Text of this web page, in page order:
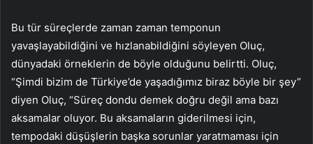
Bu tür süreçlerde zaman zaman temponun
yavaşlayabildiğini ve hızlanabildiğini söyleyen Oluç,
dünyadaki örneklerin de böyle olduğunu belirtti. Oluç,
“Şimdi bizim de Türkiye’de yaşadığımız biraz böyle bir şey”
diyen Oluç, “Süreç dondu demek doğru değil ama bazı
aksamalar oluyor. Bu aksamaların giderilmesi için,
tempodaki düşüşlerin başka sorunlar yaratmaması için